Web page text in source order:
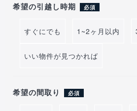
希望の引越し時期 必須
すぐにでも 1~2ヶ月以内
いい物件が見つかれば
希望の間取り 必須